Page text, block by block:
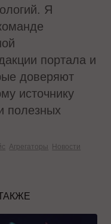
Я
портала и
доверяют
источнику
полезных
Агрегаторы Новости